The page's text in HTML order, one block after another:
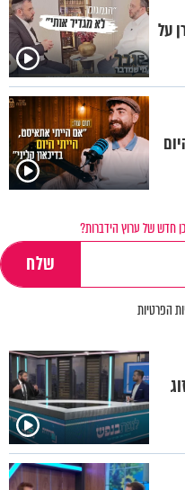
על
חדש של ערוץ הידברות?
הפרטיות